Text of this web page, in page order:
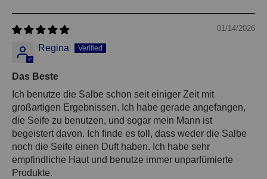
01/14/2026
Regina
Das Beste
Ich benutze die Salbe schon seit einiger Zeit mit
großartigen Ergebnissen. Ich habe gerade angefangen,
die Seife zu benutzen, und sogar mein Mann ist
begeistert davon. Ich finde es toll, dass weder die Salbe
noch die Seife einen Duft haben. Ich habe sehr
empfindliche Haut und benutze immer unparfümierte
Produkte.